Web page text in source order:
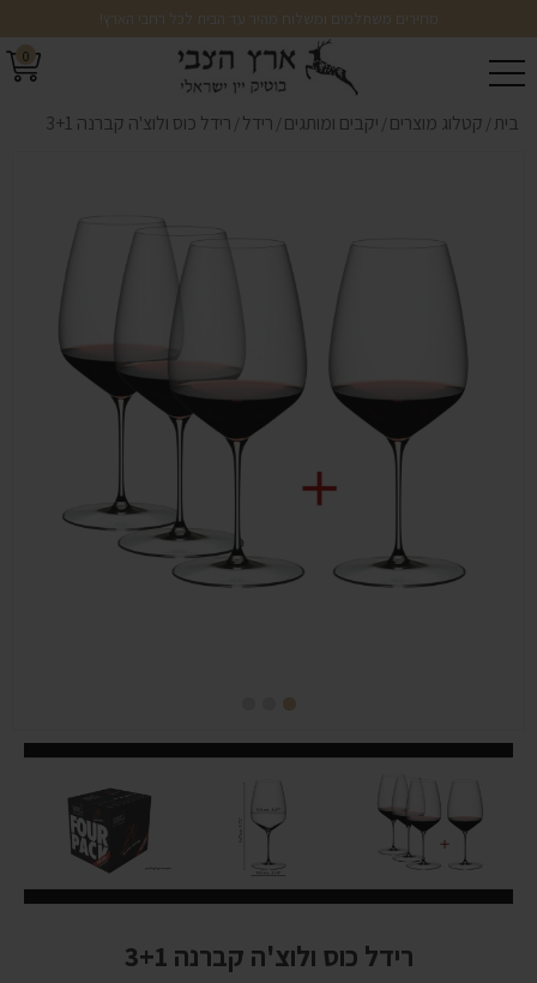
מחירים משתלמים ומשלוח מהיר עד הבית לכל רחבי הארץ!
0
בית/ קטלוג מוצרים/ יקבים ומותגים/ רידל/ רידל כוס ולוצ'ה קברנה 3+1
רידל כוס ולוצ'ה קברנה 3+1